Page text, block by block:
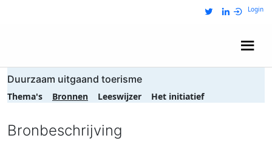
Login
Duurzaam uitgaand toerisme
Thema's Bronnen Leeswijzer Het initiatief
Bronbeschrijving